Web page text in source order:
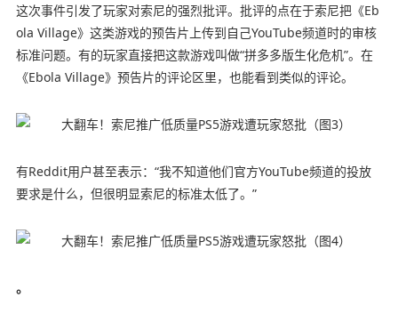
这次事件引发了玩家对索尼的强烈批评。批评的点在于索尼把《Eb
ola Village》这类游戏的预告片上传到自己YouTube频道时的审核
标准问题。有的玩家直接把这款游戏叫做“拼多多版生化危机”。在
《Ebola Village》预告片的评论区里，也能看到类似的评论。
有Reddit用户甚至表示：“我不知道他们官方YouTube频道的投放
要求是什么，但很明显索尼的标准太低了。”
。